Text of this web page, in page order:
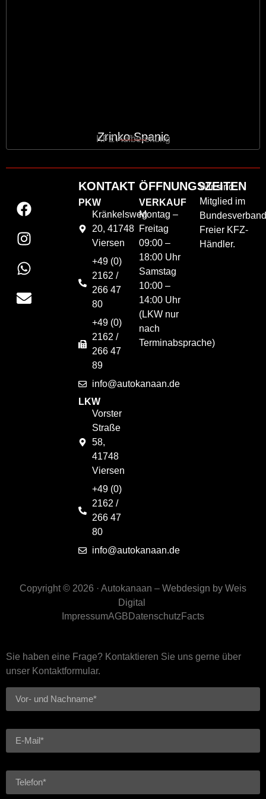
Zrinko Spanic
KFZ Aufbereitung
KONTAKT
PKW
Kränkelsweg
20, 41748
Viersen
+49 (0)
2162 /
266 47
80
+49 (0)
2162 /
266 47
89
info@autokanaan.de
LKW
Vorster
Straße
58,
41748
Viersen
+49 (0)
2162 /
266 47
80
info@autokanaan.de
ÖFFNUNGSZEITEN
VERKAUF
Montag –
Freitag
09:00 –
18:00 Uhr
Samstag
10:00 –
14:00 Uhr
(LKW nur
nach
Terminabsprache)
Wir sind
Mitglied im
Bundesverband
Freier KFZ-
Händler.
Copyright © 2026 · Autokanaan – Webdesign by Weis
Digital
ImpressumAGB Datenschutz Facts
Sie haben eine Frage? Kontaktieren Sie uns gerne über
unser Kontaktformular.